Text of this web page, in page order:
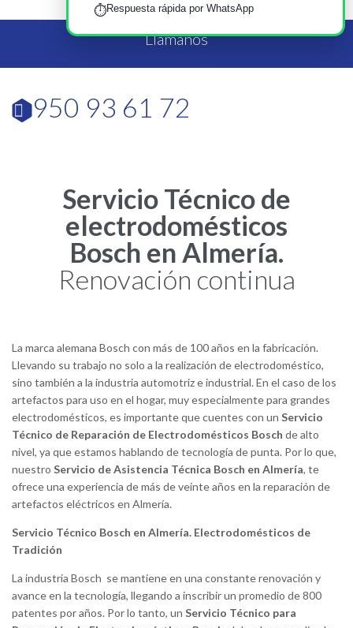
Llámanos
 950 93 61 72
Servicio Técnico de
electrodomésticos
Bosch en Almería.
Renovación continua
La marca alemana Bosch con más de 100 años en la fabricación.
Llevando su trabajo no solo a la realización de electrodoméstico,
sino también a la industria automotriz e industrial. En el caso de los
artefactos para uso en el hogar, muy especialmente para grandes
electrodomésticos, es importante que cuentes con un Servicio
Técnico de Reparación de Electrodomésticos Bosch de alto
nivel, ya que estamos hablando de tecnología de punta. Por lo que,
nuestro Servicio de Asistencia Técnica Bosch en Almería, te
ofrece una experiencia de más de veinte años en la reparación de
artefactos eléctricos en Almería.
Servicio Técnico Bosch en Almería. Electrodomésticos de
Tradición
La industria Bosch se mantiene en una constante renovación y
avance en la tecnología, llegando a inscribir un promedio de 800
patentes por años. Por lo tanto, un Servicio Técnico para
⏱️Respuesta rápida por WhatsApp